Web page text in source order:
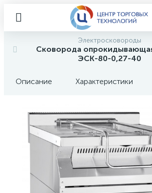
Электросковороды
Сковорода
ЭСК-80-0,27-40
Описание Характеристики